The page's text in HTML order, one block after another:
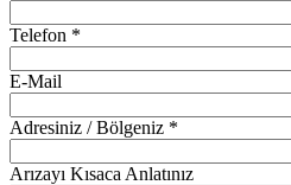
Telefon *
E-Mail
Adresiniz / Bölgeniz *
Arızayı Kısaca Anlatınız